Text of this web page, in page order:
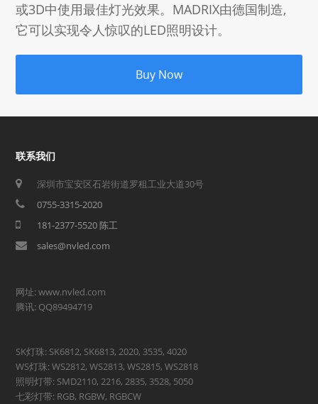
或3D中使用最佳灯光效果。MADRIX由德国制造,
它可以实现令人惊叹的LED照明设计。
Buy Now
联系我们
深圳市宝安区石岩街道罗租工业大道30号
0755-3315-2020
181-2377-5520 陈工
sales@nvled.com
网址: www.nvled.com
腾讯: QQ89494719
SK灯珠: SK6812, SK6813, 2020, 3535, 4020
WS灯珠: WS2812, WS2813, WS2815, WS2818
照明灯带: SMD2110, 2216, 2835, 3528, 5050
七彩灯带: RGB, RGBW, RGBCW